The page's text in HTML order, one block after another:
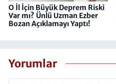
O İl İçin Büyük Deprem Riski
Var mı? Ünlü Uzman Ezber
Bozan Açıklamayı Yaptı!
Yorumlar